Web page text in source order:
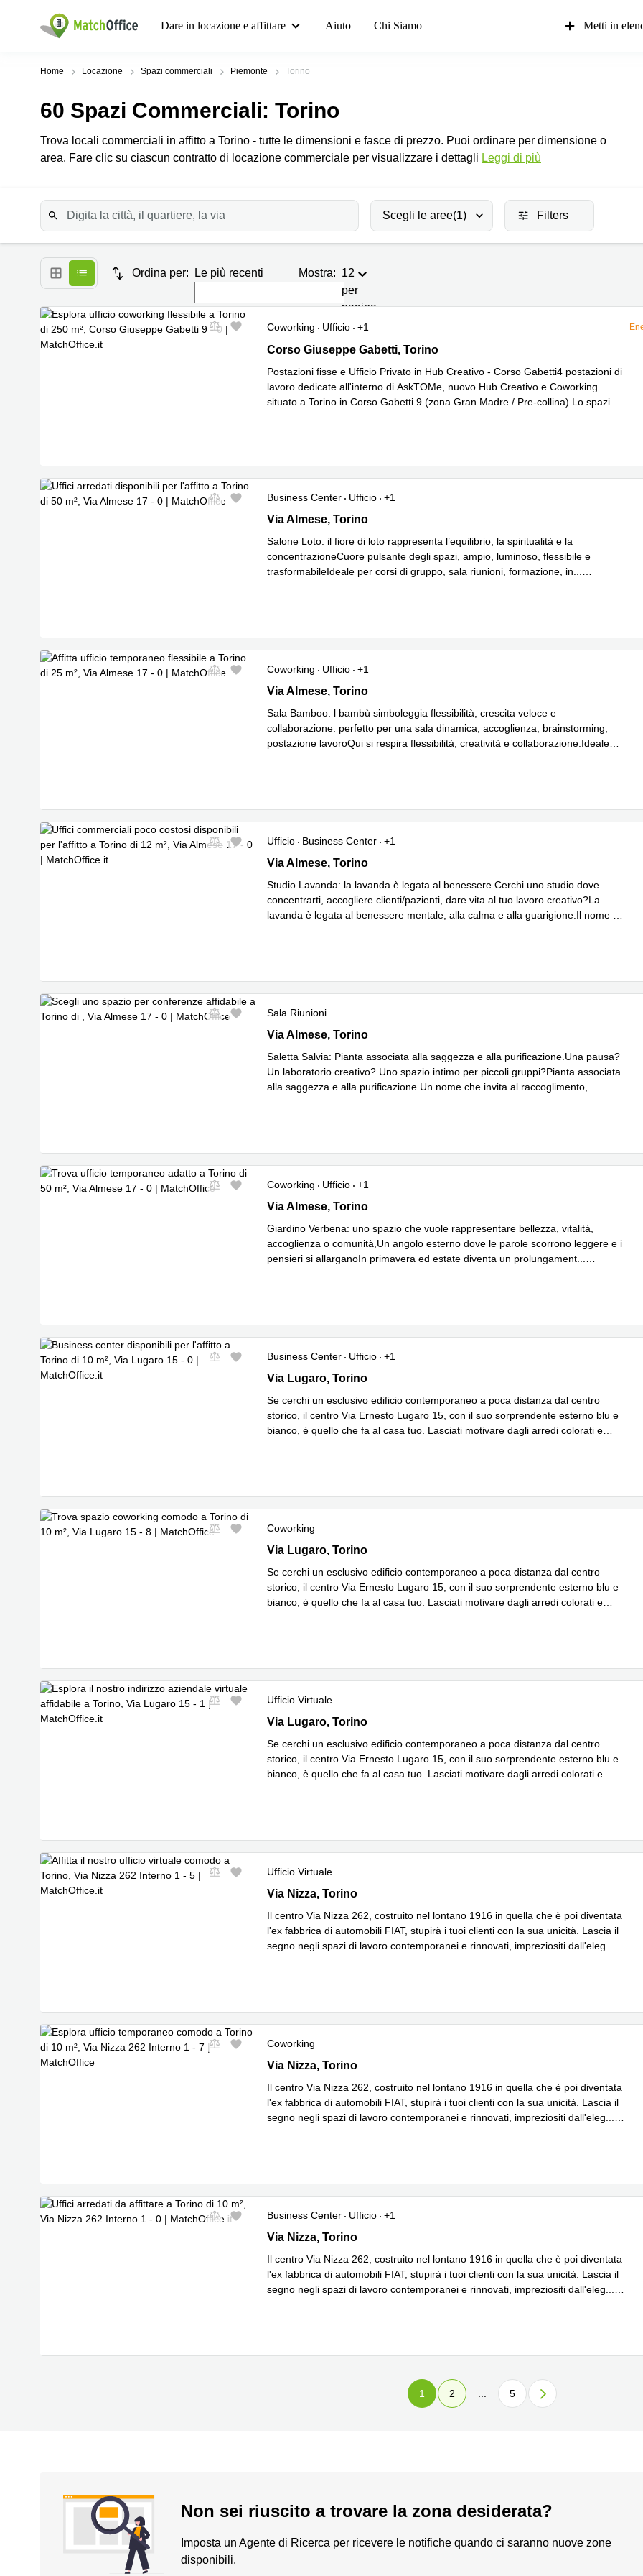
Dare in locazione e affittare Aiuto Chi Siamo Metti in
Home Locazione Spazi commerciali Piemonte Torino
60 Spazi Commerciali: Torino
Trova locali commerciali in affitto a Torino - tutte le dimensioni e fasce di prezzo. Puoi ordinare per dimensione o
area. Fare clic su ciascun contratto di locazione commerciale per visualizzare i dettagli Leggi di più
Scegli le aree(1) Filters
Ordina per: Le più recenti Mostra: 12
per
pagina
Nuovo Coworking Ufficio +1
Corso Giuseppe Gabetti 9, Torino
Corso Giuseppe Gabetti, Torino
Postazioni fisse e Ufficio Privato in Hub Creativo - Corso Gabetti4 postazioni di
lavoro dedicate all'interno di AskTOMe, nuovo Hub Creativo e Coworking
situato a Torino in Corso Gabetti 9 (zona Gran Madre / Pre-collina).Lo spazio
Nuovo Business Center Ufficio
+1
Via Almese 17, Torino
Via Almese, Torino
Salone Loto: il fiore di loto rappresenta l’equilibrio, la spiritualità e la
concentrazioneCuore pulsante degli spazi, ampio, luminoso, flessibile e
trasformabileIdeale per corsi di gruppo, sala riunioni, formazione, in
Nuovo Coworking Ufficio
+1
Via Almese 17, Torino
Via Almese, Torino
Sala Bamboo: l bambù simboleggia flessibilità, crescita veloce e
collaborazione: perfetto per una sala dinamica, accoglienza, brainstorming,
postazione lavoroQui si respira flessibilità, creatività e collaborazione.Ideale
Nuovo Ufficio Business Center
+1
Via Almese 17, Torino
Via Almese, Torino
Studio Lavanda: la lavanda è legata al benessere.Cerchi uno studio dove
concentrarti, accogliere clienti/pazienti, dare vita al tuo lavoro creativo?La
lavanda è legata al benessere mentale, alla calma e alla guarigione.Il nome t
Nuovo
Sala Riunioni
Via Almese 17, Torino
Via Almese, Torino
Saletta Salvia: Pianta associata alla saggezza e alla purificazione.Una pausa?
Un laboratorio creativo? Uno spazio intimo per piccoli gruppi?Pianta associata
alla saggezza e alla purificazione.Un nome che invita al raccoglimento,
Nuovo Coworking Ufficio
+1
Via Almese 17, Torino
Via Almese, Torino
Giardino Verbena: uno spazio che vuole rappresentare bellezza, vitalità,
accoglienza o comunità,Un angolo esterno dove le parole scorrono leggere e i
pensieri si allarganoIn primavera ed estate diventa un prolungament
Business Center Ufficio
+1
Via Lugaro 15,Piano 2, Torino
Via Lugaro, Torino
Se cerchi un esclusivo edificio contemporaneo a poca distanza dal centro
storico, il centro Via Ernesto Lugaro 15, con il suo sorprendente esterno blu e
bianco, è quello che fa al casa tuo. Lasciati motivare dagli arredi colorati e
Coworking
Via Lugaro 15,Piano 2, Torino
Via Lugaro, Torino
Se cerchi un esclusivo edificio contemporaneo a poca distanza dal centro
storico, il centro Via Ernesto Lugaro 15, con il suo sorprendente esterno blu e
bianco, è quello che fa al casa tuo. Lasciati motivare dagli arredi colorati e
Ufficio Virtuale
Via Lugaro 15,Piano 2, Torino
Via Lugaro, Torino
Se cerchi un esclusivo edificio contemporaneo a poca distanza dal centro
storico, il centro Via Ernesto Lugaro 15, con il suo sorprendente esterno blu e
bianco, è quello che fa al casa tuo. Lasciati motivare dagli arredi colorati e
Ufficio Virtuale
Via Nizza 262 Interno 1, Torino
Via Nizza, Torino
Il centro Via Nizza 262, costruito nel lontano 1916 in quella che è poi diventata
l'ex fabbrica di automobili FIAT, stupirà i tuoi clienti con la sua unicità. Lascia il
segno negli spazi di lavoro contemporanei e rinnovati, impreziositi dall'eleg
Coworking
Via Nizza 262 Interno 1, Torino
Via Nizza, Torino
Il centro Via Nizza 262, costruito nel lontano 1916 in quella che è poi diventata
l'ex fabbrica di automobili FIAT, stupirà i tuoi clienti con la sua unicità. Lascia il
segno negli spazi di lavoro contemporanei e rinnovati, impreziositi dall'eleg
Business Center Ufficio
+1
Via Nizza 262 Interno 1, Torino
Via Nizza, Torino
Il centro Via Nizza 262, costruito nel lontano 1916 in quella che è poi diventata
l'ex fabbrica di automobili FIAT, stupirà i tuoi clienti con la sua unicità. Lascia il
segno negli spazi di lavoro contemporanei e rinnovati, impreziositi dall'eleg
1 2 5
Non sei riuscito a trovare la zona desiderata?
Imposta un Agente di Ricerca per ricevere le notifiche quando ci saranno nuove zone
disponibili.